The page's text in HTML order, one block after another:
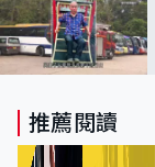
推薦閱讀